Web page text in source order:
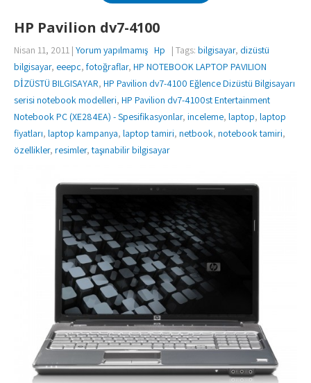
HP Pavilion dv7-4100
Nisan 11, 2011 | Yorum yapılmamış Hp | Tags: bilgisayar, dizüstü
bilgisayar, eeepc, fotoğraflar, HP NOTEBOOK LAPTOP PAVILION
DİZÜSTÜ BILGISAYAR, HP Pavilion dv7-4100 Eğlence Dizüstü Bilgisayarı
serisi notebook modelleri, HP Pavilion dv7-4100st Entertainment
Notebook PC (XE284EA) - Spesifikasyonlar, inceleme, laptop, laptop
fiyatları, laptop kampanya, laptop tamiri, netbook, notebook tamiri,
özellikler, resimler,taşınabilir bilgisayar